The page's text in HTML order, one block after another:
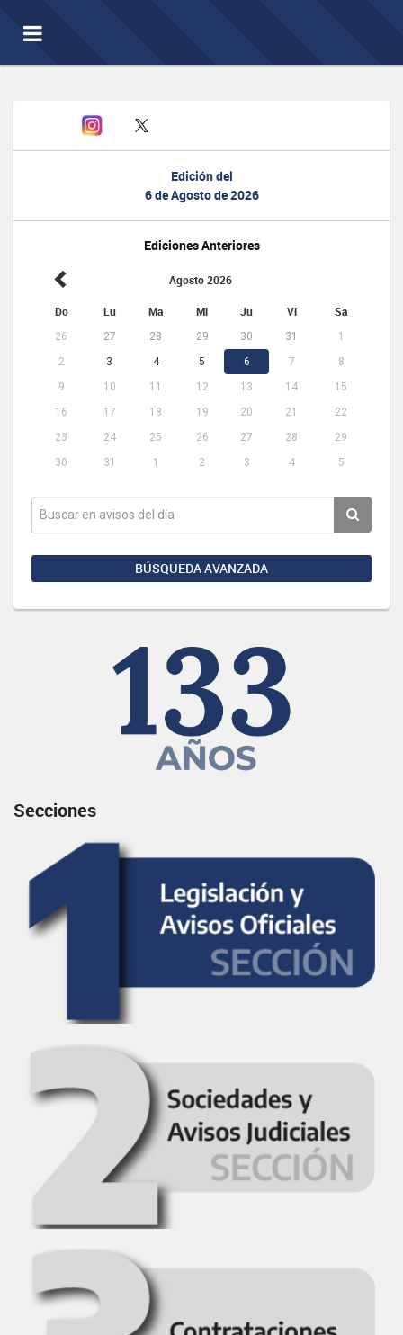
Toggle
navigation
Edición del
6 de Agosto de 2026
Ediciones Anteriores
Agosto 2026
Do Lu Ma Mi Ju Vi Sa
26 27 28 29 30 31
1
2
3 4 5 6 7
8
9
10 11 12 13 14
15
16
17 18 19 20 21
22
23
24 25 26 27 28
29
30
31 1 2 3 4 5
BÚSQUEDA AVANZADA
Secciones